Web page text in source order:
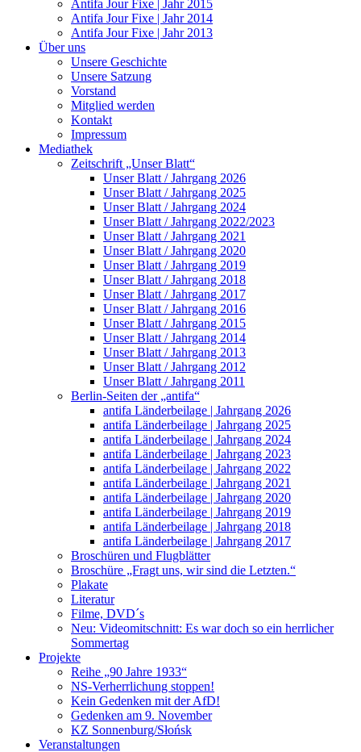
Antifa Jour Fixe | Jahr 2015
Antifa Jour Fixe | Jahr 2014
Antifa Jour Fixe | Jahr 2013
Über uns
Unsere Geschichte
Unsere Satzung
Vorstand
Mitglied werden
Kontakt
Impressum
Mediathek
Zeitschrift „Unser Blatt“
Unser Blatt / Jahrgang 2026
Unser Blatt / Jahrgang 2025
Unser Blatt / Jahrgang 2024
Unser Blatt / Jahrgang 2022/2023
Unser Blatt / Jahrgang 2021
Unser Blatt / Jahrgang 2020
Unser Blatt / Jahrgang 2019
Unser Blatt / Jahrgang 2018
Unser Blatt / Jahrgang 2017
Unser Blatt / Jahrgang 2016
Unser Blatt / Jahrgang 2015
Unser Blatt / Jahrgang 2014
Unser Blatt / Jahrgang 2013
Unser Blatt / Jahrgang 2012
Unser Blatt / Jahrgang 2011
Berlin-Seiten der „antifa“
antifa Länderbeilage | Jahrgang 2026
antifa Länderbeilage | Jahrgang 2025
antifa Länderbeilage | Jahrgang 2024
antifa Länderbeilage | Jahrgang 2023
antifa Länderbeilage | Jahrgang 2022
antifa Länderbeilage | Jahrgang 2021
antifa Länderbeilage | Jahrgang 2020
antifa Länderbeilage | Jahrgang 2019
antifa Länderbeilage | Jahrgang 2018
antifa Länderbeilage | Jahrgang 2017
Broschüren und Flugblätter
Broschüre „Fragt uns, wir sind die Letzten.“
Plakate
Literatur
Filme, DVD´s
Neu: Videomitschnitt: Es war doch so ein herrlicher
Sommertag
Projekte
Reihe „90 Jahre 1933“
NS-Verherrlichung stoppen!
Kein Gedenken mit der AfD!
Gedenken am 9. November
KZ Sonnenburg/Słońsk
Veranstaltungen